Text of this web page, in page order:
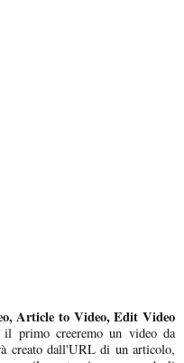
Article to Video, Edit Video
primo creeremo un video da
creato dall'URL di un articolo,